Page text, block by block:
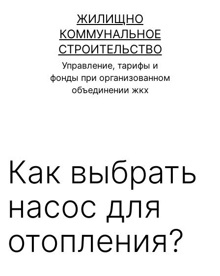
содержимому
ЖИЛИЩНО
КОММУНАЛЬНОЕ
СТРОИТЕЛЬСТВО
Управление, тарифы и
фонды при организованном
объединении жкх
Как выбрать
насос для
отопления?